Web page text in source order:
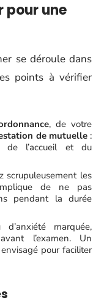
pour une
se déroule dans
points à vérifier
, de votre
de mutuelle:
de l’accueil et du
scrupuleusement les
de ne pas
pendant la durée
marquée,
l’examen. Un
pour faciliter